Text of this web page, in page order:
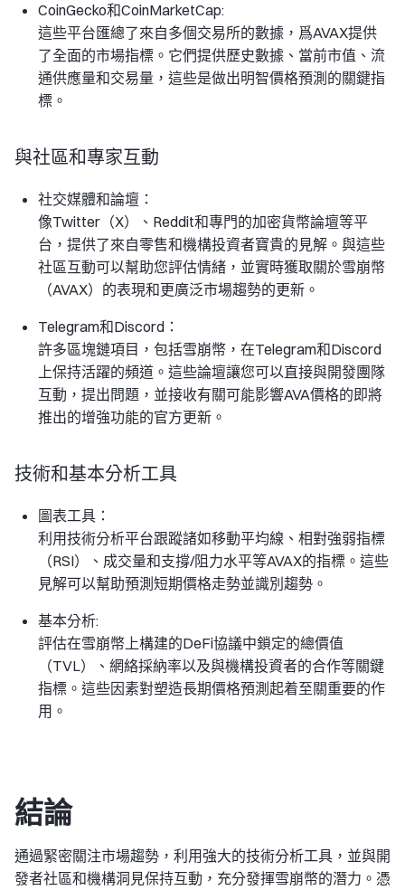
CoinGecko和CoinMarketCap:
這些平台匯總了來自多個交易所的數據，爲AVAX提供
了全面的市場指標。它們提供歷史數據、當前市值、流
通供應量和交易量，這些是做出明智價格預測的關鍵指
標。
與社區和專家互動
社交媒體和論壇：
像Twitter（X）、Reddit和專門的加密貨幣論壇等平
台，提供了來自零售和機構投資者寶貴的見解。與這些
社區互動可以幫助您評估情緒，並實時獲取關於雪崩幣
（AVAX）的表現和更廣泛市場趨勢的更新。
Telegram和Discord：
許多區塊鏈項目，包括雪崩幣，在Telegram和Discord
上保持活躍的頻道。這些論壇讓您可以直接與開發團隊
互動，提出問題，並接收有關可能影響AVA價格的即將
推出的增強功能的官方更新。
技術和基本分析工具
圖表工具：
利用技術分析平台跟蹤諸如移動平均線、相對強弱指標
（RSI）、成交量和支撐/阻力水平等AVAX的指標。這些
見解可以幫助預測短期價格走勢並識別趨勢。
基本分析:
評估在雪崩幣上構建的DeFi協議中鎖定的總價值
（TVL）、網絡採納率以及與機構投資者的合作等關鍵
指標。這些因素對塑造長期價格預測起着至關重要的作
用。
結論
通過緊密關注市場趨勢，利用強大的技術分析工具，並與開
發者社區和機構洞見保持互動，充分發揮雪崩幣的潛力。憑